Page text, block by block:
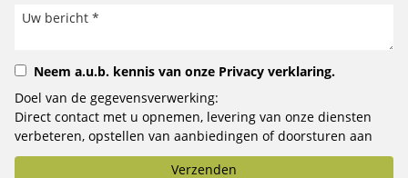
Neem a.u.b. kennis van onze Privacy verklaring.
Doel van de gegevensverwerking:
Direct contact met u opnemen, levering van onze diensten
verbeteren, opstellen van aanbiedingen of doorsturen aan
het door u geselecteerde bedrijf.
Verzenden